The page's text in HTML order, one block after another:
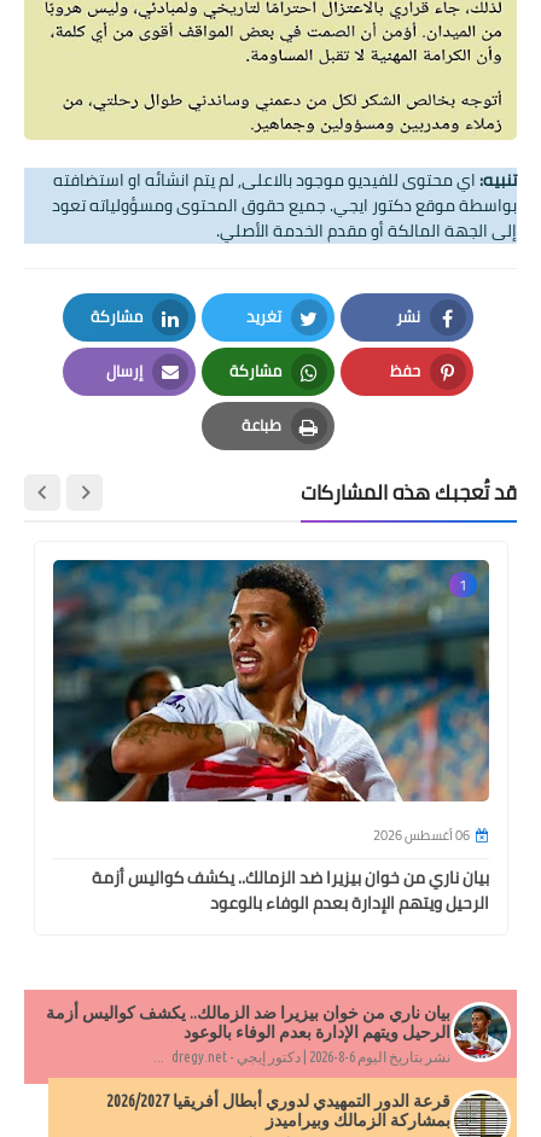
تنبيه:اي محتوى للفيديو موجود بالاعلى, لم يتم انشائه او استضافته
بواسطة موقع دكتور ايجي. جميع حقوق المحتوى ومسؤولياته تعود
إلى الجهة المالكة أو مقدم الخدمة الأصلي.
نشر
Facebook
تغريد
Twitter
مشاركة
LinkedIn
حفظ
Pinterest
مشاركة
Whatsapp
إرسال
Email
طباعة
Print
قد تُعجبك هذه المشاركات
1
06 أغسطس 2026
بيان ناري من خوان بيزيرا ضد الزمالك.. يكشف كواليس أزمة
الرحيل ويتهم الإدارة بعدم الوفاء بالوعود
بيان ناري من خوان بيزيرا ضد الزمالك.. يكشف كواليس أزمة
الرحيل ويتهم الإدارة بعدم الوفاء بالوعود
نشر بتاريخ اليوم 6-8-2026 | دكتور إيجي - dregy.net ...
قرعة الدور التمهيدي لدوري أبطال أفريقيا 2026/2027
بمشاركة الزمالك وبيراميدز